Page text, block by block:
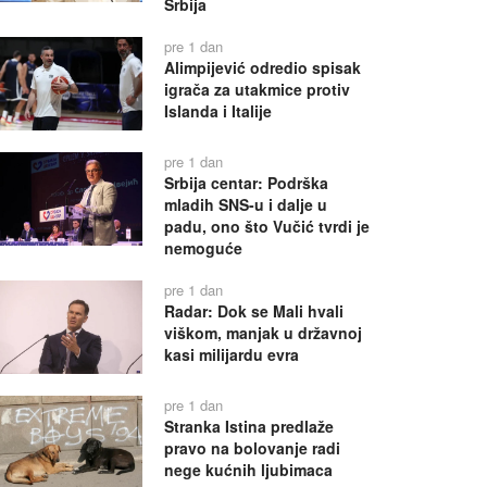
pre 1 dan
Alimpijević odredio spisak
igrača za utakmice protiv
Islanda i Italije
pre 1 dan
Srbija centar: Podrška
mladih SNS-u i dalje u
padu, ono što Vučić tvrdi je
nemoguće
pre 1 dan
Radar: Dok se Mali hvali
viškom, manjak u državnoj
kasi milijardu evra
pre 1 dan
Stranka Istina predlaže
pravo na bolovanje radi
nege kućnih ljubimaca